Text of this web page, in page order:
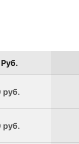
руб.
руб.